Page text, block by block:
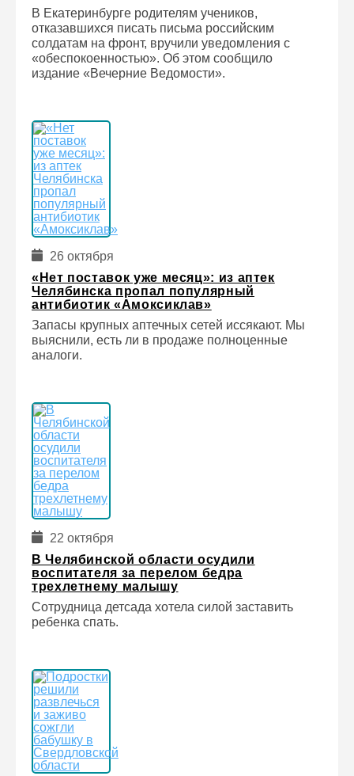
В Екатеринбурге родителям учеников,
отказавшихся писать письма российским
солдатам на фронт, вручили уведомления с
«обеспокоенностью». Об этом сообщило
издание «Вечерние Ведомости».
26 октября
«Нет поставок уже месяц»: из аптек
Челябинска пропал популярный
антибиотик «Амоксиклав»
Запасы крупных аптечных сетей иссякают. Мы
выяснили, есть ли в продаже полноценные
аналоги.
22 октября
В Челябинской области осудили
воспитателя за перелом бедра
трехлетнему малышу
Сотрудница детсада хотела силой заставить
ребенка спать.